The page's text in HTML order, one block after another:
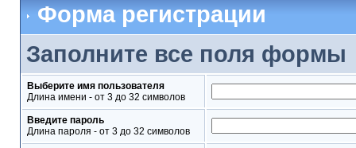
Форма регистрации
Заполните все поля формы
Выберите имя пользователя
Длина имени - от 3 до 32 символов
Введите пароль
Длина пароля - от 3 до 32 символов